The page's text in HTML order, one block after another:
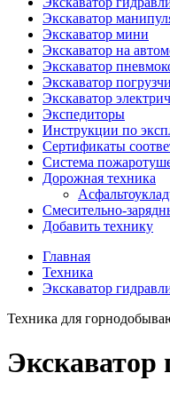
Экскаватор
Экскаватор мини
Экскаватор на
Экскаватор
Экскаватор
Экскаватор
Экспедиторы
Инструкции по
Сертификаты
Система
Дорожная техника
Смесительно-
Добавить технику
Главная
Техника
Экскаватор
Техника для
Экскаватор